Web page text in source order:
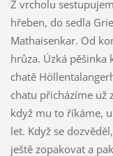
Z vrcholu
hřeben, do sedla
Mathaisenkar. Od
hrůza. Úzká pěšinka
chatě
chatu přicházíme už
když mu to říkáme,
let. Když se
ještě zopakovat a